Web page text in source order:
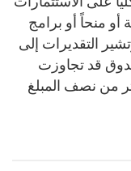
منحاً أو برامج
التقديرات إلى
قد تجاوزت
أي أكثر من نصف المبلغ